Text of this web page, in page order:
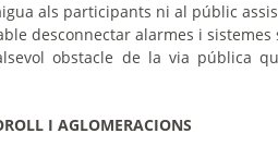
als participants ni al públic
desconnectar alarmes i sistemes
obstacle de la via pública
I AGLOMERACIONS